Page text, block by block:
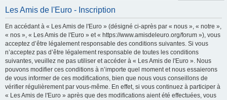
Les Amis de l'Euro - Inscription
En accédant à « Les Amis de l'Euro » (désigné ci-après par « nous », « notre »,
« nos », « Les Amis de l'Euro » et « https://www.amisdeleuro.org/forum »), vous
acceptez d’être légalement responsable des conditions suivantes. Si vous
n’acceptez pas d’être légalement responsable de toutes les conditions
suivantes, veuillez ne pas utiliser et accéder à « Les Amis de l'Euro ». Nous
pouvons modifier ces conditions à n’importe quel moment et nous essaierons
de vous informer de ces modifications, bien que nous vous conseillons de
vérifier régulièrement par vous-même. En effet, si vous continuez à participer à
« Les Amis de l'Euro » après que des modifications aient été effectuées, vous